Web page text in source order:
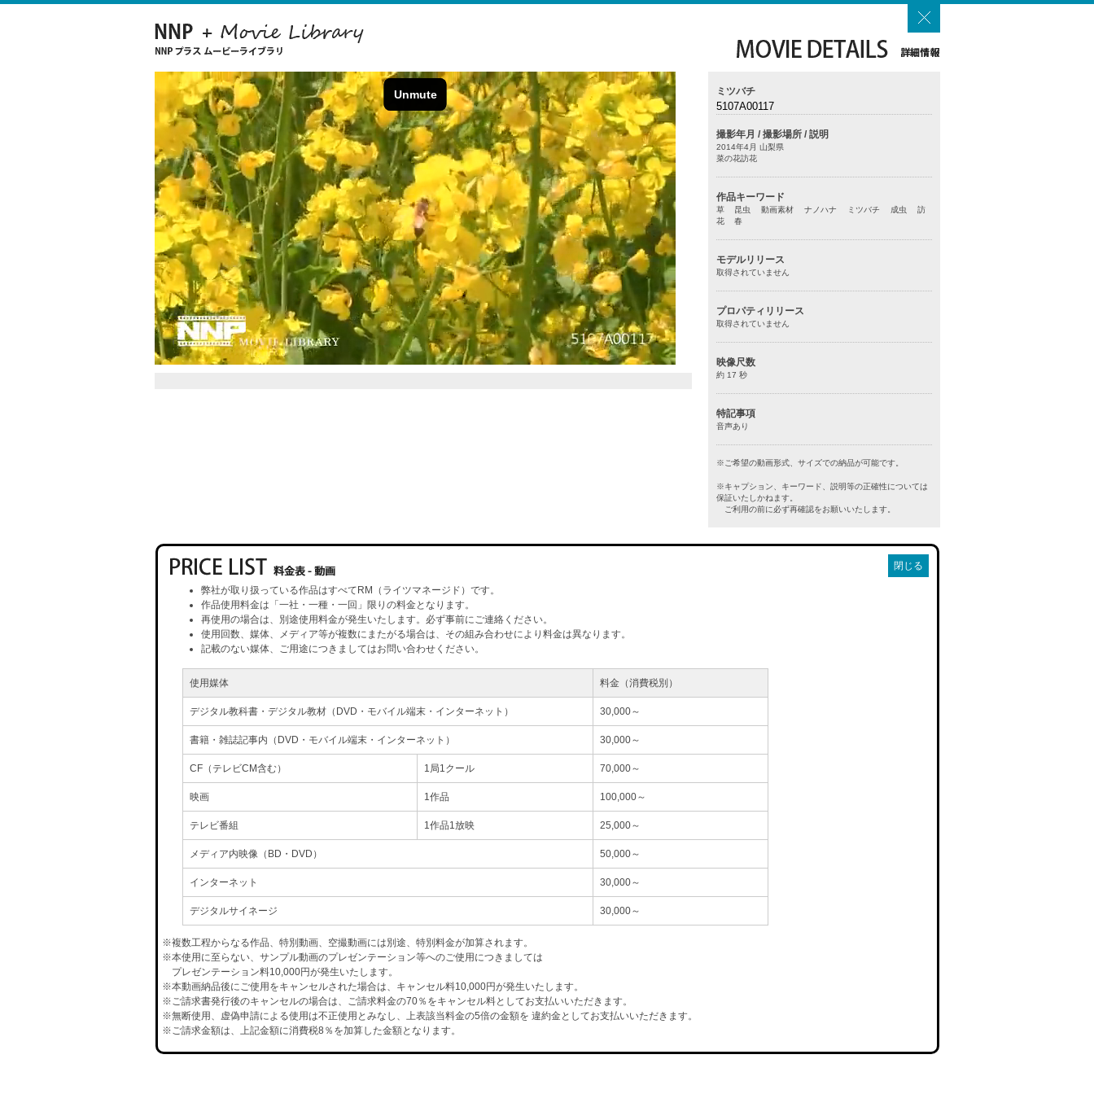
ミツバチ
5107A00117
撮影年月 / 撮影場所 / 説明
2014年4月 山梨県
菜の花訪花
作品キーワード
草 昆虫 動画素材 ナノハナ ミツバチ 成虫 訪
花 春
モデルリリース
取得されていません
プロパティリリース
取得されていません
映像尺数
約 17 秒
特記事項
音声あり
※ご希望の動画形式、サイズでの納品が可能です。
※キャプション、キーワード、説明等の正確性については
保証いたしかねます。
ご利用の前に必ず再確認をお願いいたします。
閉じる
弊社が取り扱っている作品はすべてRM（ライツマネージド）です。
作品使用料金は「一社・一種・一回」限りの料金となります。
再使用の場合は、別途使用料金が発生いたします。必ず事前にご連絡ください。
使用回数、媒体、メディア等が複数にまたがる場合は、その組み合わせにより料金は異なります。
記載のない媒体、ご用途につきましてはお問い合わせください。
使用媒体 料金（消費税別）
デジタル教科書・デジタル教材（DVD・モバイル端末・インターネット） 30,000～
書籍・雑誌記事内（DVD・モバイル端末・インターネット） 30,000～
CF（テレビCM含む） 1局1クール 70,000～
映画 1作品 100,000～
テレビ番組 1作品1放映 25,000～
メディア内映像（BD・DVD） 50,000～
インターネット 30,000～
デジタルサイネージ 30,000～
※複数工程からなる作品、特別動画、空撮動画には別途、特別料金が加算されます。
※本使用に至らない、サンプル動画のプレゼンテーション等へのご使用につきましては
プレゼンテーション料10,000円が発生いたします。
※本動画納品後にご使用をキャンセルされた場合は、キャンセル料10,000円が発生いたします。
※ご請求書発行後のキャンセルの場合は、ご請求料金の70％をキャンセル料としてお支払いいただきます。
※無断使用、虚偽申請による使用は不正使用とみなし、上表該当料金の5倍の金額を 違約金としてお支払いいただきます。
※ご請求金額は、上記金額に消費税8％を加算した金額となります。